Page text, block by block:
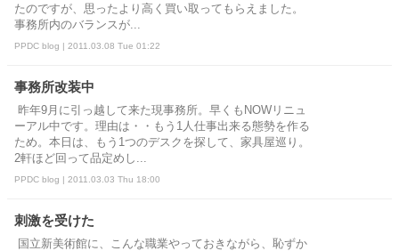
たのですが、思ったより高く買い取ってもらえました。
事務所内のバランスが...
PPDC blog | 2011.03.08 Tue 01:22
事務所改装中
昨年9月に引っ越して来た現事務所。早くもNOWリニュ
ーアル中です。理由は・・もう1人仕事出来る態勢を作る
ため。本日は、もう1つのデスクを探して、家具屋巡り。
2軒ほど回って品定めし...
PPDC blog | 2011.03.03 Thu 18:00
刺激を受けた
国立新美術館に、こんな職業やっておきながら、恥ずか